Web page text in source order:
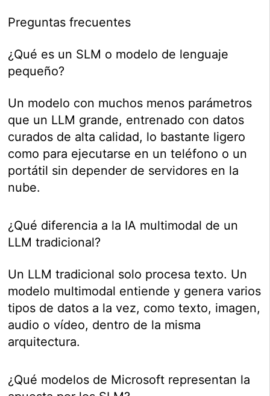
Preguntas frecuentes
¿Qué es un SLM o modelo de lenguaje
pequeño?
Un modelo con muchos menos parámetros
que un LLM grande, entrenado con datos
curados de alta calidad, lo bastante ligero
como para ejecutarse en un teléfono o un
portátil sin depender de servidores en la
nube.
¿Qué diferencia a la IA multimodal de un
LLM tradicional?
Un LLM tradicional solo procesa texto. Un
modelo multimodal entiende y genera varios
tipos de datos a la vez, como texto, imagen,
audio o vídeo, dentro de la misma
arquitectura.
¿Qué modelos de Microsoft representan la